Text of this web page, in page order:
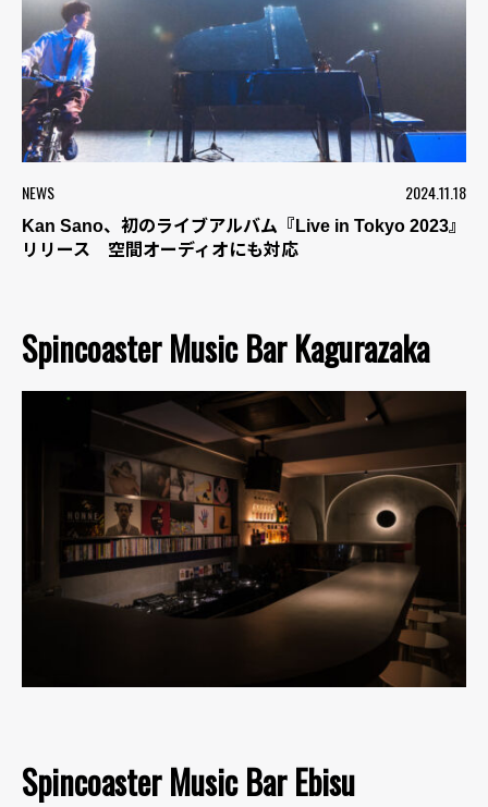
NEWS 2024.11.18
Kan Sano、初のライブアルバム『Live in Tokyo 2023』
リリース 空間オーディオにも対応
Spincoaster Music Bar Kagurazaka
Spincoaster Music Bar Ebisu